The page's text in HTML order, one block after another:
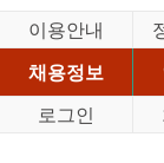
이용안내
채용정보
로그인